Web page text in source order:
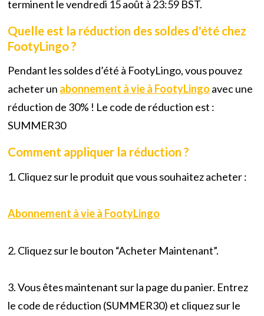
terminent le vendredi 15 août à 23:59 BST.
Quelle est la réduction des soldes d'été chez
FootyLingo ?
Pendant les soldes d’été à FootyLingo, vous pouvez
acheter un abonnement à vie à FootyLingoavec une
réduction de 30% ! Le code de réduction est :
SUMMER30
Comment appliquer la réduction ?
1. Cliquez sur le produit que vous souhaitez acheter :
Abonnement à vie à FootyLingo
2. Cliquez sur le bouton “Acheter Maintenant”.
3. Vous êtes maintenant sur la page du panier. Entrez
le code de réduction (SUMMER30) et cliquez sur le